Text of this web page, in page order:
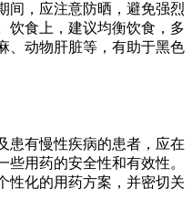
间，应注意防晒，避免强烈
饮食上，建议均衡饮食，多
、动物肝脏等，有助于黑色
患有慢性疾病的患者，应在
些用药的安全性和有效性。
性化的用药方案，并密切关